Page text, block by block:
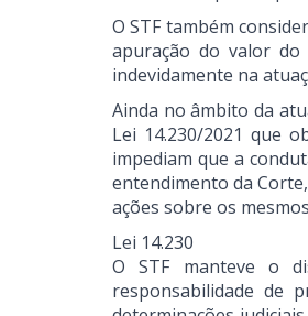
O STF também
apuração do valor
indevidamente na
Ainda no âmbito da
Lei 14.230/2021 que
impediam que a
entendimento da
ações sobre os
Lei 14.230
O STF manteve o
responsabilidade de